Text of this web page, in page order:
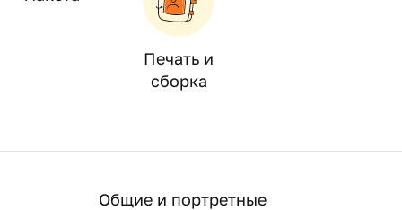
Печать и
сборка
Общие и портретные